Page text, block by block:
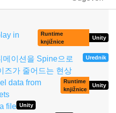
in
Runtime
knjižnice
Unity
이션을 Spine으로
즈가 줄어드는 현상
Urednik
data from
Runtime
knjižnice
Unity
file Unity